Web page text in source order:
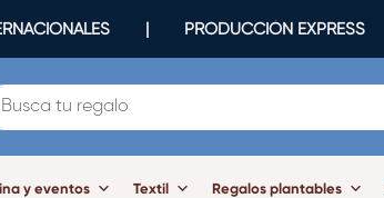
| PRODUCCIÓN EXPRESS
y eventos Textil Regalos plantables